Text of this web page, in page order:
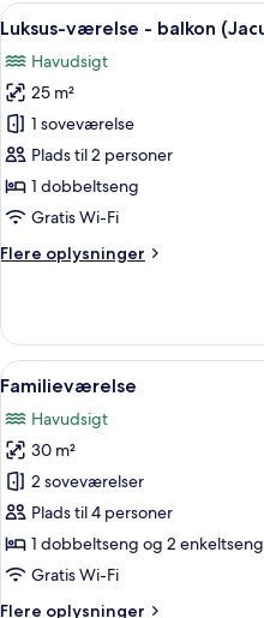
Indlæs
alle
billeder
af
Luksus-
værelse
-
balkon
18
Luksus-værelse - balkon
Havudsigt
25 m²
1 soveværelse
Plads til 2 personer
1 dobbeltseng
Gratis Wi-Fi
Flere oplysninger
Flere
værelse
balkon
Indlæs
alle
billeder
af
Familieværelse
14
Familieværelse
Havudsigt
30 m²
2 soveværelser
Plads til 4 personer
1 dobbeltseng og 2
Gratis Wi-Fi
Flere oplysninger
Flere